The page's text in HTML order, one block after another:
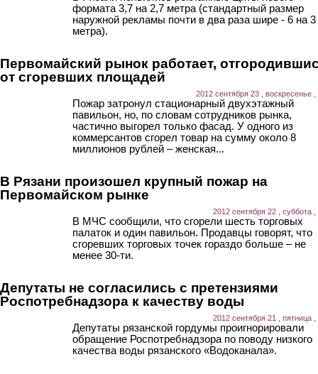
формата 3,7 на 2,7 метра (стандартный размер
наружной рекламы почти в два раза шире - 6 на 3
метра).
Первомайский рынок работает,
от сгоревших площадей
2012 сентября 23 , воскресенье ,
Пожар затронул стационарный двухэтажный
павильон, но, по словам сотрудников рынка,
частично выгорел только фасад. У одного из
коммерсантов сгорел товар на сумму около 8
миллионов рублей – женская...
В Рязани произошел крупный пожар на
Первомайском рынке
2012 сентября 22 , суббота ,
В МЧС сообщили, что сгорели шесть торговых
палаток и один павильон. Продавцы говорят, что
сгоревших торговых точек гораздо больше – не
менее 30-ти.
Депутаты не согласились с претензиями
Роспотребнадзора к качеству воды
2012 сентября 21 , пятница ,
Депутаты рязанской гордумы проигнорировали
обращение Роспотребнадзора по поводу низкого
качества воды рязанского «Водоканала».